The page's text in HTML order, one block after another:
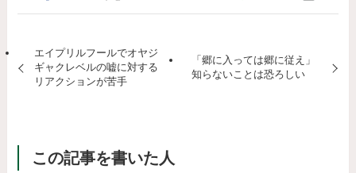
エイプリルフールでオヤジ
ギャクレベルの嘘に対する
リアクションが苦手
「郷に入っては郷に従え」
知らないことは恐ろしい
この記事を書いた人